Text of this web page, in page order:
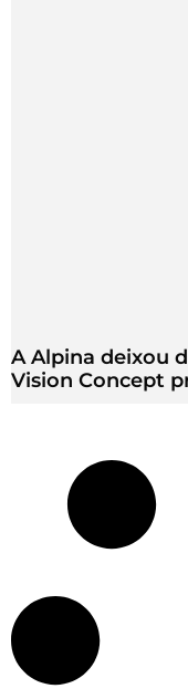
A Alpina deixou
Vision Concept